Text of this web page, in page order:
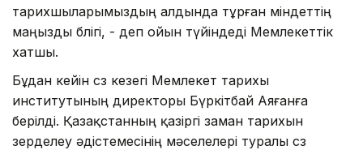
тарихшыларымыздың алдын­да тұрған міндеттің
маңызды бөлігі, - деп ойын түйіндеді Мемлекеттік
хатшы.
Бұдан кейін сөз кезегі Мемлекет тарихы
институтының директоры Бүркітбай Аяғанға
берілді. Қазақ­станның қазіргі заман тарихын
зерделеу әдістемесінің мәселелері туралы сөз